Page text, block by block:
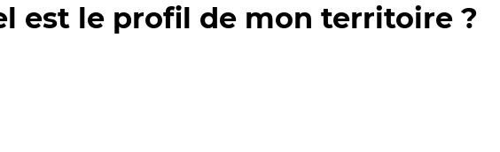
est le profil de mon territoire ?